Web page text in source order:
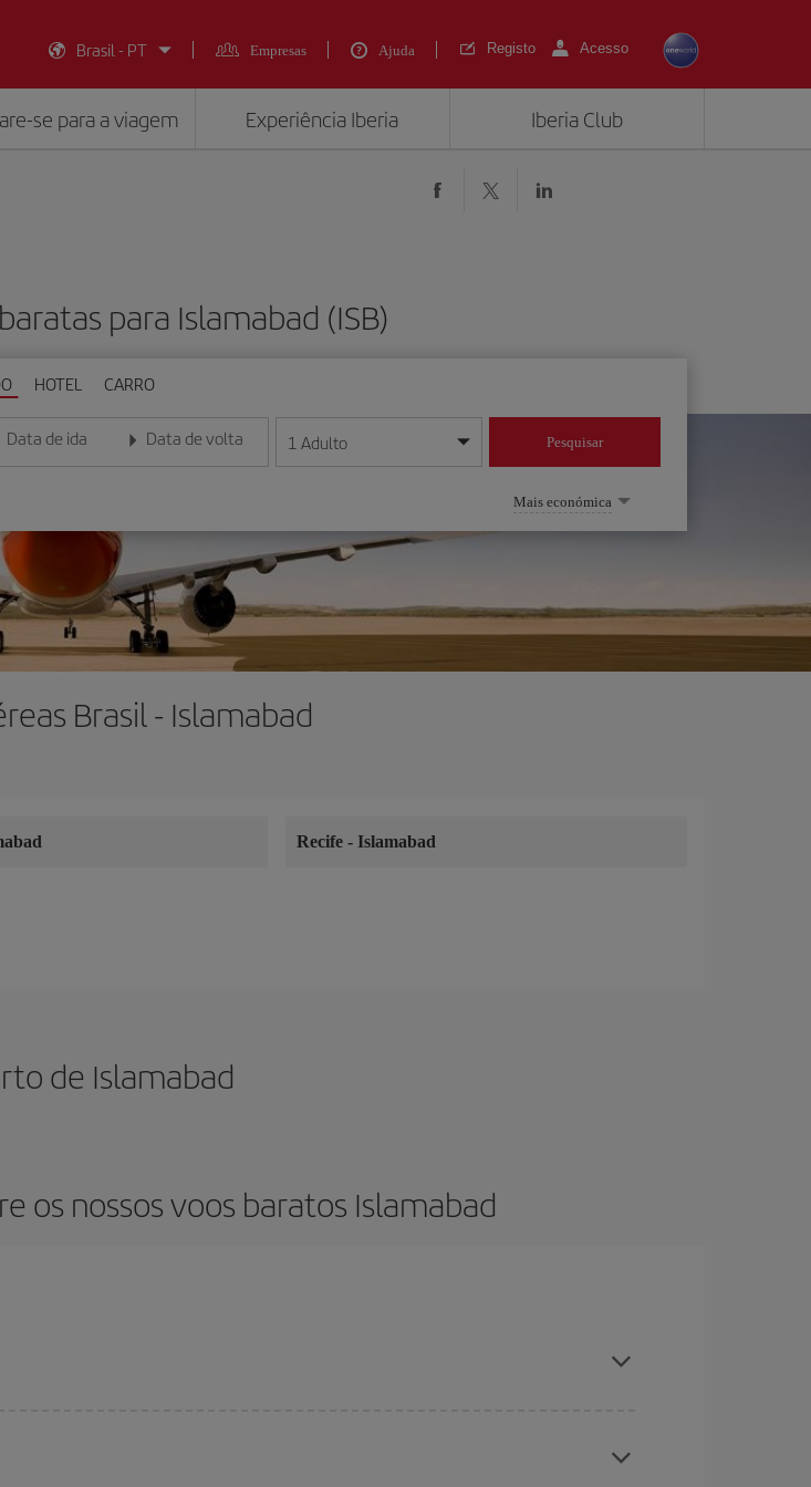
Brasil - PT
Empresas Ajuda Registo Acesso
se para a viagem Experiência Iberia Iberia Club
para Islamabad (ISB)
HOTEL CARRO
Data de ida
a data no formato dia/mês/ano
Data de volta
Insira a data no formato dia/mês/ano
1 Adulto Pesquisar
Mais económica
Brasil - Islamabad
Recife-Islamabad
de Islamabad
os nossos voos baratos Islamabad
específico para sua viagem, dê uma olhada em nossas ofertas e deixe-se inspirar: com certeza